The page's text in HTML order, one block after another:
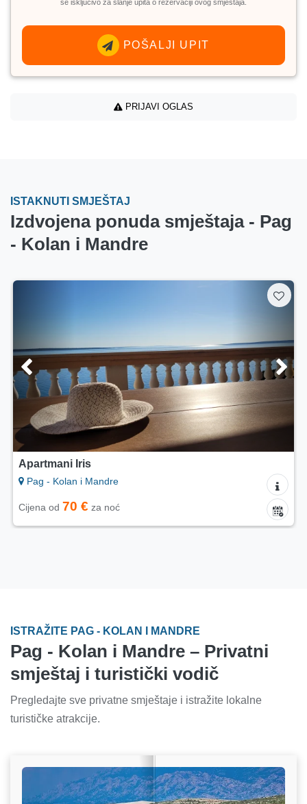
se isključivo za slanje upita o rezervaciji ovog smještaja.
POŠALJI UPIT
PRIJAVI OGLAS
ISTAKNUTI SMJEŠTAJ
Izdvojena ponuda smještaja - Pag
- Kolan i Mandre
Apartmani Iris
Pag - Kolan i Mandre
Cijena od 70 € za noć
ISTRAŽITE PAG - KOLAN I MANDRE
Pag - Kolan i Mandre – Privatni
smještaj i turistički vodič
Pregledajte sve privatne smještaje i istražite lokalne
turističke atrakcije.